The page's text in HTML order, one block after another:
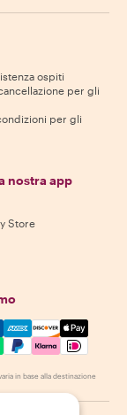
ospiti
per gli
per gli
nostra app
Store
Visa, Amex,
in base alla destinazione